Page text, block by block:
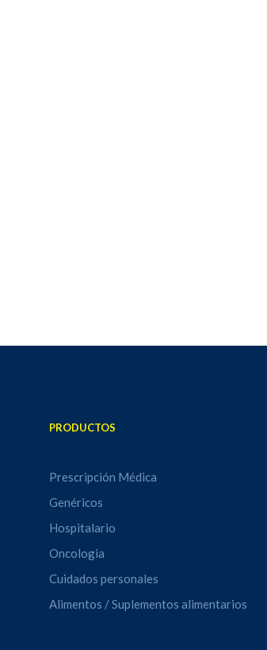
PRODUCTOS
Prescripción Médica
Genéricos
Hospitalario
Oncologia
Cuidados personales
Alimentos / Suplementos alimentarios